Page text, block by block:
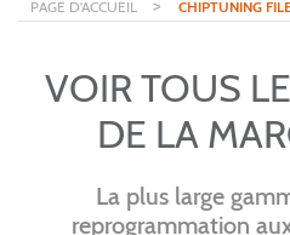
PAGE D'ACCUEIL > CHIPTUNING
VOIR TOUS
DE LA
La plus large
reprogrammation